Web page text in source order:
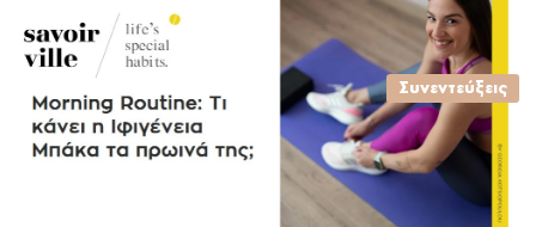
Συνεντεύξεις